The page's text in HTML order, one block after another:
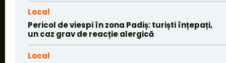
Local
Pericol de viespi în zona Padiș: turiști înțepați,
un caz grav de reacție alergică
Local